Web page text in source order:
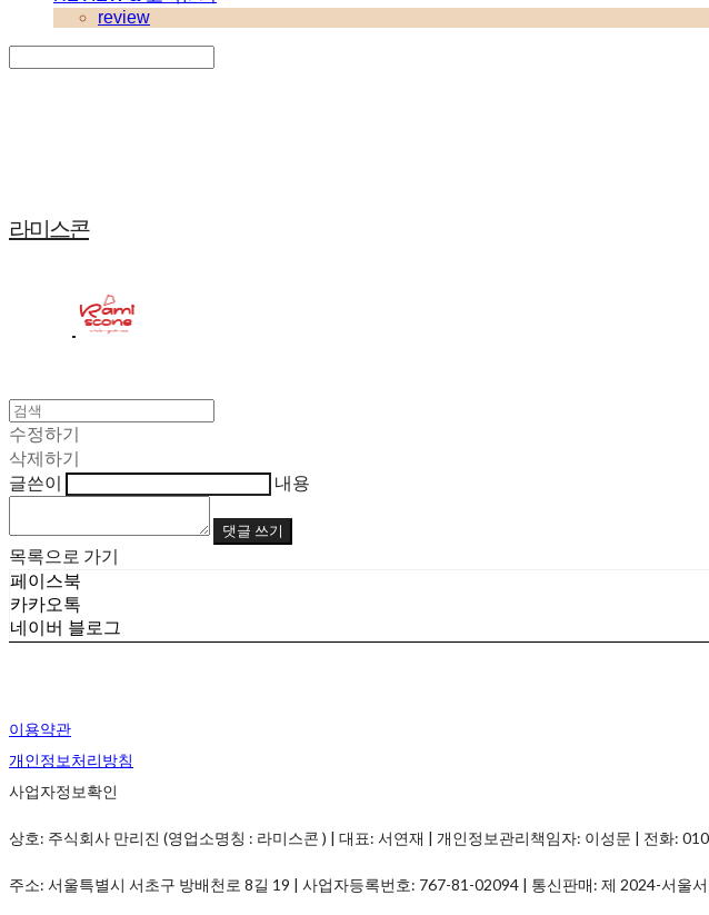
review
라미스콘
수정하기
삭제하기
글쓴이
내용
댓글 쓰기
목록으로 가기
페이스북
카카오톡
네이버 블로그
이용약관
개인정보처리방침
사업자정보확인
상호: 주식회사 만리진 (영업소명칭 : 라미스콘 ) | 대표: 서연재 | 개인정보관리책임자: 이성문 | 전화:
주소: 서울특별시 서초구 방배천로 8길 19 | 사업자등록번호: 767-81-02094 | 통신판매: 제 2024-서울